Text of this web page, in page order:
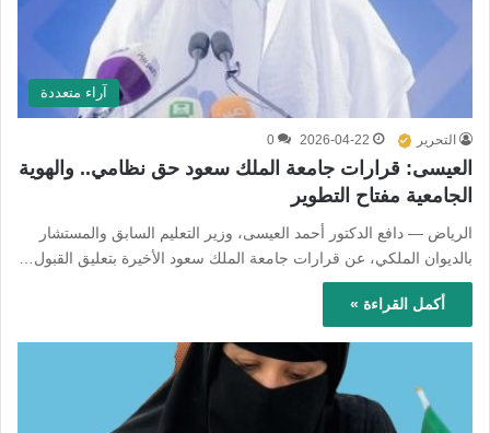
آراء متعددة
التحرير 2026-04-22
0
العيسى: قرارات جامعة الملك سعود حق نظامي.. والهوية
الجامعية مفتاح التطوير
الرياض — دافع الدكتور أحمد العيسى، وزير التعليم السابق والمستشار
بالديوان الملكي، عن قرارات جامعة الملك سعود الأخيرة بتعليق القبول…
أكمل القراءة »